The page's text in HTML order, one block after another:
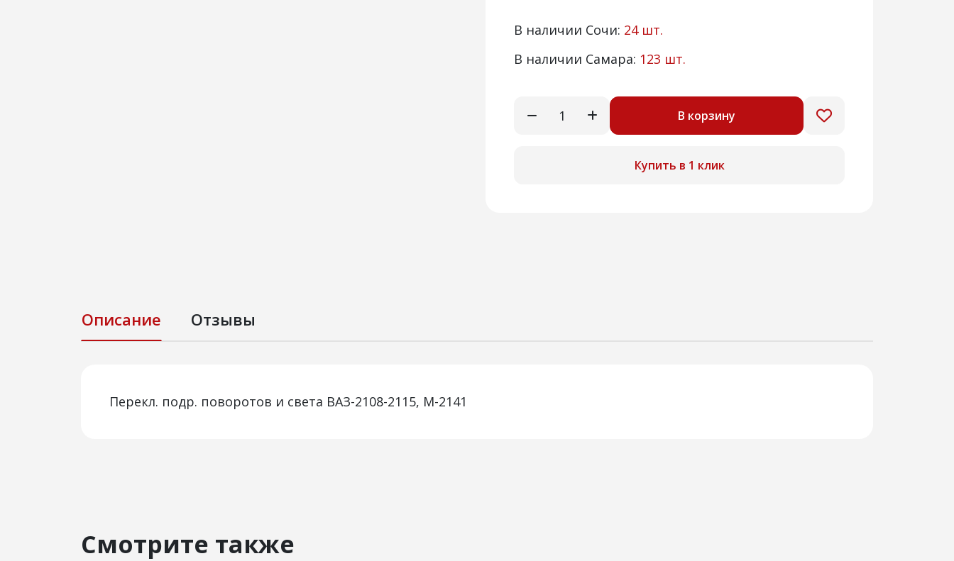
В наличии Сочи: 24 шт.
В наличии Самара: 123 шт.
В корзину
Купить в 1 клик
Описание Отзывы
Перекл. подр. поворотов и света ВАЗ-2108-2115, М-2141
Смотрите также